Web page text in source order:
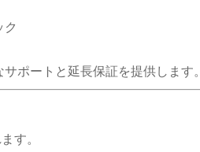
ポートと延長保証を提供します。
す。